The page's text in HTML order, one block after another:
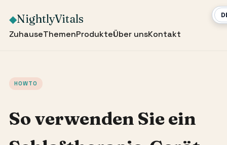
◆NightlyVitals
ZuhauseThemenProdukteÜber unsKontakt
HOWTO
So verwenden Sie ein